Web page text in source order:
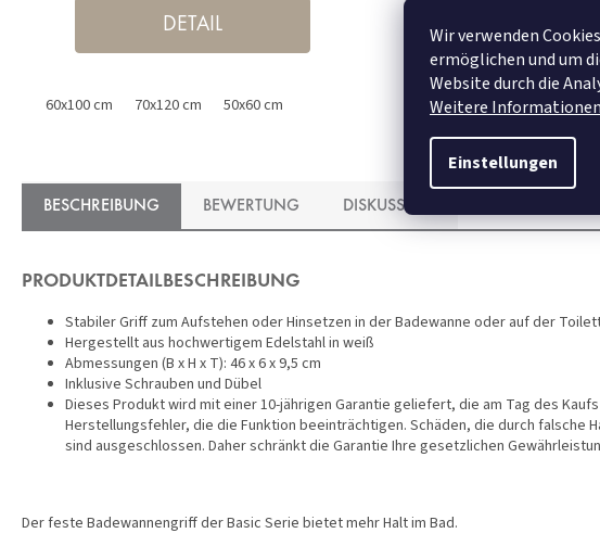
Wir verwenden
ermöglichen und um
Website durch die
Weitere Informationen
Einstellungen
DETAIL
60x100 cm 70x120 cm 50x60 cm
DETAIL
BESCHREIBUNG BEWERTUNG DISKUSSION
PRODUKTDETAILBESCHREIBUNG
Stabiler Griff zum Aufstehen oder Hinsetzen in der Badewanne oder auf der
Hergestellt aus hochwertigem Edelstahl in weiß
Abmessungen (B x H x T): 46 x 6 x 9,5 cm
Inklusive Schrauben und Dübel
Dieses Produkt wird mit einer 10-jährigen Garantie geliefert, die am Tag des
Herstellungsfehler, die die Funktion beeinträchtigen. Schäden, die durch falsche
sind ausgeschlossen. Daher schränkt die Garantie Ihre gesetzlichen
Der feste Badewannengriff der Basic Serie bietet mehr Halt im Bad.